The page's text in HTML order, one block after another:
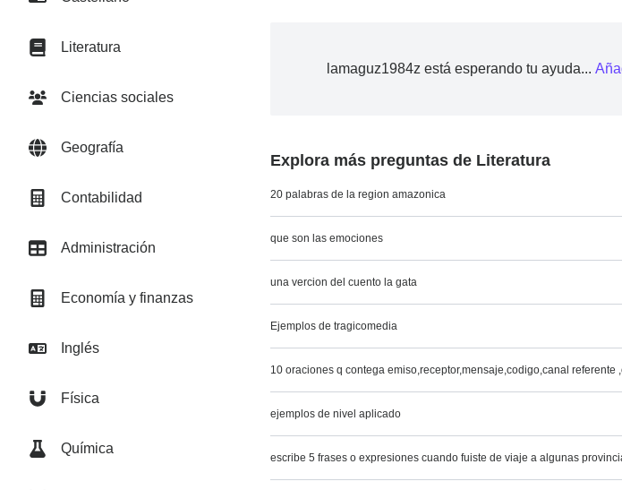
Literatura
Ciencias sociales
Geografía
Contabilidad
Administración
Economía y finanzas
Inglés
Física
Química
lamaguz1984z está esperando tu ayuda...
Explora más preguntas de Literatura
20 palabras de la region amazonica
que son las emociones
una vercion del cuento la gata
Ejemplos de tragicomedia
10 oraciones q contega emiso,receptor,mensaje,codigo,canal referente
ejemplos de nivel aplicado
escribe 5 frases o expresiones cuando fuiste de viaje a algunas